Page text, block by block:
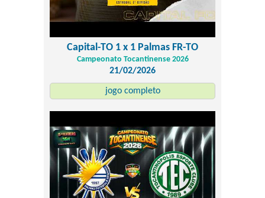
Capital-TO 1 x 1 Palmas FR-TO
Campeonato Tocantinense 2026
21/02/2026
jogo completo